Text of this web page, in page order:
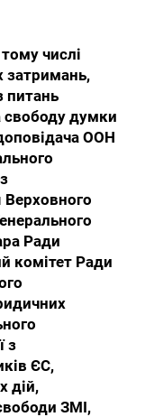
числі
затримань,
питань
свободу думки
ООН
Верховного
Ради
комітет Ради
з
ЄС,
дій,
ЗМІ,